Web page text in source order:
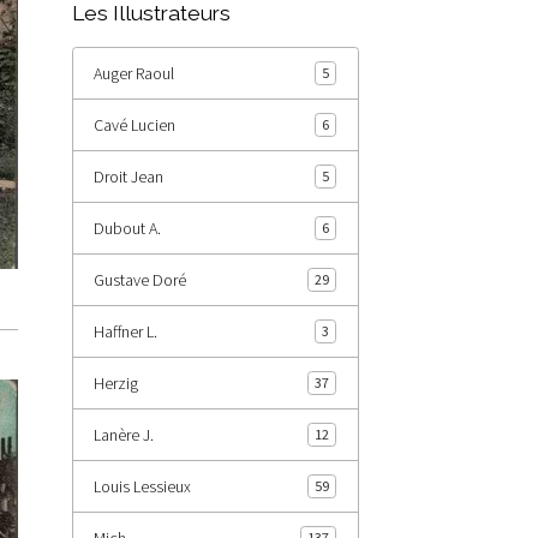
Les Illustrateurs
Auger Raoul 5
Cavé Lucien 6
Droit Jean 5
Dubout A. 6
Gustave Doré 29
Haffner L. 3
Herzig 37
Lanère J. 12
Louis Lessieux 59